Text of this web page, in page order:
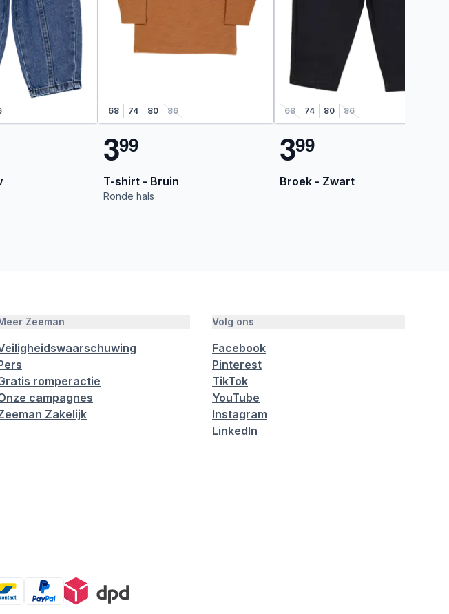
68 74 80 86
399
T-shirt - Bruin
Ronde hals
68 74 80 86
399
Broek - Zwart
Zeeman
romperactie
campagnes
Zakelijk
Volg ons
Facebook
Pinterest
TikTok
YouTube
Instagram
LinkedIn